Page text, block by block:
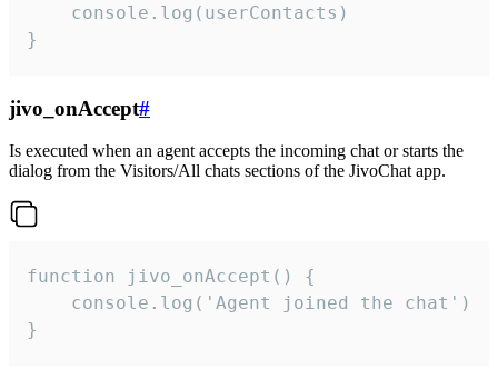
    console.log(userContacts)
}
jivo_onAccept#
Is executed when an agent accepts the incoming chat or starts the
dialog from the Visitors/All chats sections of the JivoChat app.
function jivo_onAccept() {
}